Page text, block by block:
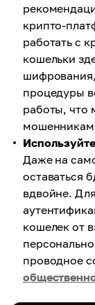
крипто-
работать с
кошельки
шифрования,
процедуры
работы, что
Даже на
оставаться
вдвойне.
кошелек от
проводное